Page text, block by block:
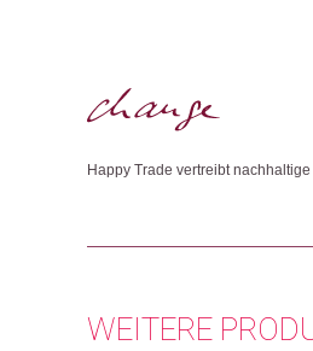
Happy Trade vertreibt
WEITERE